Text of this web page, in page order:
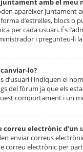
amb el meu
aparèixer juntament
d’estrelles, blocs
per cada usuari. És
i pregunteu-li
lo?
d’usuari i indiquen el
del fòrum ja que els
comportament i un
correu electrònic d’un
enviar correus
correu electrònic per